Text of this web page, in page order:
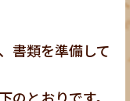
書類を準備して